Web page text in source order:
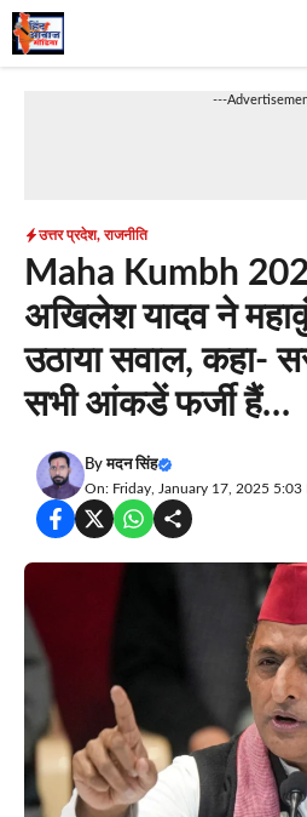
Skip
to
---
उत्तर प्रदेश,राजनीति
Maha Kumbh
अखिलेश यादव ने
उठाया सवाल, कहा-
सभी आंकडें फर्जी हैं…
Byमदन सिंह
On: Friday, January 17, 2025 5:03